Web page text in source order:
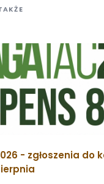
- zgłoszenia do